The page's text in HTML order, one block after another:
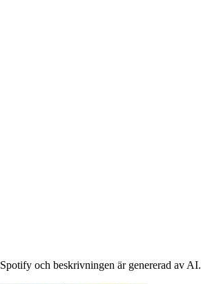
och beskrivningen är genererad av AI.